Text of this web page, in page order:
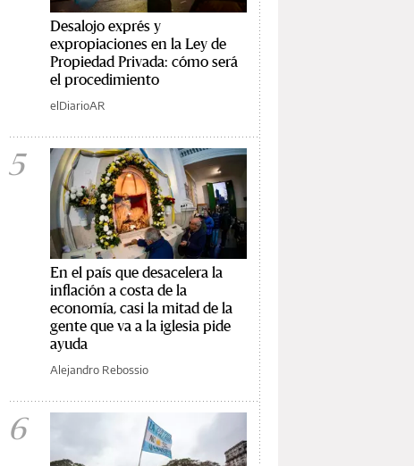
Desalojo exprés y
expropiaciones en la Ley de
Propiedad Privada: cómo será
el procedimiento
elDiarioAR
5
En el país que desacelera la
inflación a costa de la
economía, casi la mitad de la
gente que va a la iglesia pide
ayuda
Alejandro Rebossio
6